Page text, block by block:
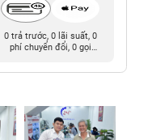
0 trả trước, 0 lãi suất, 0
phí chuyển đổi, 0 gọi